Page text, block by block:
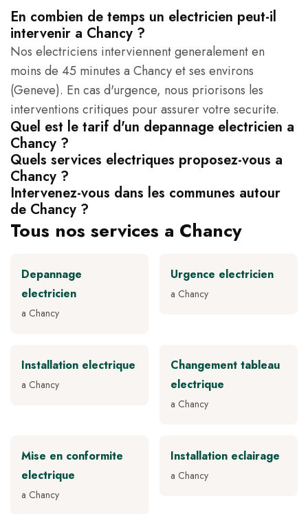
En combien de temps un electricien peut-il
intervenir a Chancy ?
Nos electriciens interviennent generalement en
moins de 45 minutes a Chancy et ses environs
(Geneve). En cas d'urgence, nous priorisons les
interventions critiques pour assurer votre securite.
Quel est le tarif d'un depannage electricien a
Chancy ?
Quels services electriques proposez-vous a
Chancy ?
Intervenez-vous dans les communes autour
de Chancy ?
Tous nos services a Chancy
Depannage
electricien
a Chancy
Urgence electricien
a Chancy
Installation electrique
a Chancy
Changement tableau
electrique
a Chancy
Mise en conformite
electrique
a Chancy
Installation eclairage
a Chancy